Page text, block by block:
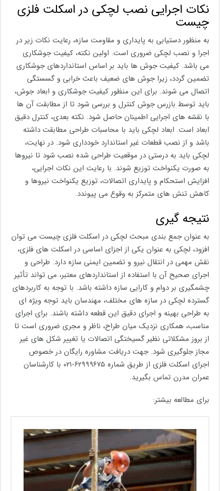
نکات اجرایی نصب لچکی در اسکلت فلزی
چیست
به منظور دستیابی به پایداری و مقاومت سازه، رعایت نکات زیر در
اجرا و نصب لچکی ضروری است. اولین نکته، کیفیت جوشکاری
می باشد. کیفیت جوش ‌ها باید بر اساس استانداردهای جوشکاری
تضمین گردد، زیرا جوش‌ های ضعیف باعث خرابی و گسستگی
اتصال می شوند. برای این منظور کیفیت جوشکاری و ابعاد جوش،
باید توسط بازرس جوش کنترل و بررسی شود تا از مطابقت آن ها
با نقشه های اجرایی اطمینان حاصل شود. نکته بعدی، کنترل دقیق
ابعاد است. ابعاد لچکی باید با محاسبات طراحی مطابقت داشته
باشد و از نصب قطعات غیر استاندارد خودداری شود. در نهایت،
لچکی باید به درستی در موقعیت طراحی ‌شده نصب شود تا نیروها
به صورت یکنواخت توزیع شوند. با رعایت این نکات اجرایی،
افزایش استحکام و پایداری اتصالات، توزیع یکنواخت نیروها و
کاهش تنش ‌های متمرکز به وقوع می پیوندد.
نتیجه گیری
به عنوان جمع بندی مبحث لچکی در اسکلت فلزی چیست می توان
افزود، لچکی به عنوان یکی از اجزای اساسی در اسکلت‌ های فلزی،
نقش مهمی در انتقال نیرو و تضمین ایمنی سازه دارد. طراحی و
اجرای صحیح آن با استفاده از استانداردهای معتبر، می ‌تواند تأثیر
چشمگیری بر دوام و کارایی سازه داشته باشد. با توجه به کاربردهای
گسترده لچکی در سازه‌ های مختلف، مهندسان باید توجه ویژه‌ ای
به طراحی بهینه و اجرای دقیق این قطعه داشته باشند. برای اجرای
مناسب، همکاری نزدیک میان طراح، ناظر و مجری ضروری است تا
از بروز مشکلاتی نظیر گسیختگی اتصالات یا تغییر شکل ‌های غیر
مجاز جلوگیری شود. جهت دریافت مشاوره رایگان در خصوص
اجرای اسکلت فلزی از طریق شماره ۶۲۹۹۹۶۷۵-۰۲۱ با کارشناسان
عمران مدرن تماس بگیرید.
برای مطالعه بیشتر: